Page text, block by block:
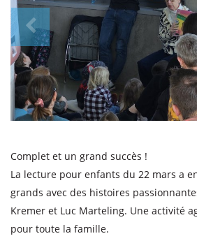
Complet et un grand succès !
La lecture pour enfants du 22 mars a
grands avec des histoires
Kremer et Luc Marteling. Une activité
pour toute la famille.